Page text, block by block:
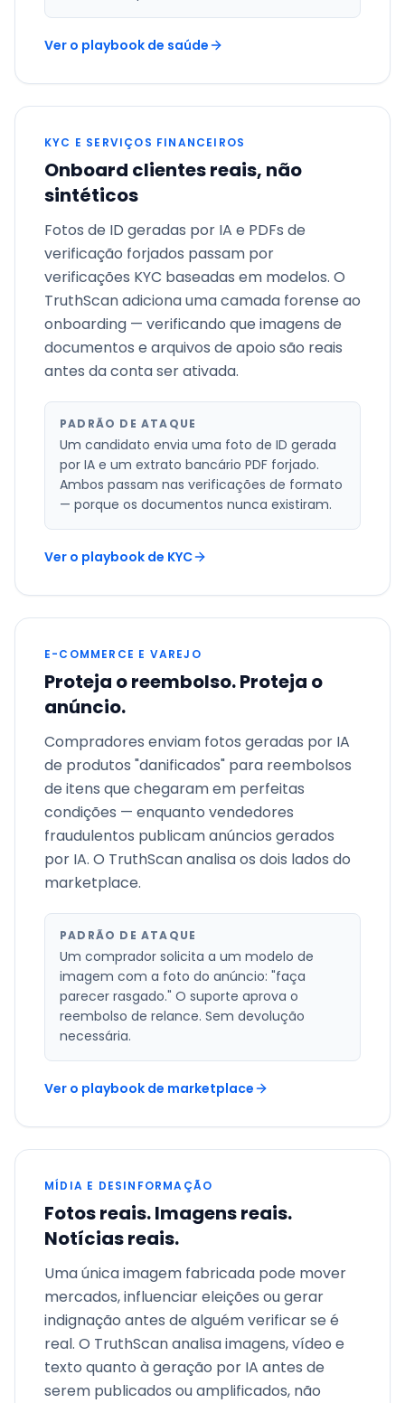
Ver o playbook de saúde
KYC E SERVIÇOS FINANCEIROS
Onboard clientes reais, não
sintéticos
Fotos de ID geradas por IA e PDFs de
verificação forjados passam por
verificações KYC baseadas em modelos. O
TruthScan adiciona uma camada forense ao
onboarding — verificando que imagens de
documentos e arquivos de apoio são reais
antes da conta ser ativada.
PADRÃO DE ATAQUE
Um candidato envia uma foto de ID gerada
por IA e um extrato bancário PDF forjado.
Ambos passam nas verificações de formato
— porque os documentos nunca existiram.
Ver o playbook de KYC
E-COMMERCE E VAREJO
Proteja o reembolso. Proteja o
anúncio.
Compradores enviam fotos geradas por IA
de produtos "danificados" para reembolsos
de itens que chegaram em perfeitas
condições — enquanto vendedores
fraudulentos publicam anúncios gerados
por IA. O TruthScan analisa os dois lados do
marketplace.
PADRÃO DE ATAQUE
Um comprador solicita a um modelo de
imagem com a foto do anúncio: "faça
parecer rasgado." O suporte aprova o
reembolso de relance. Sem devolução
necessária.
Ver o playbook de marketplace
MÍDIA E DESINFORMAÇÃO
Fotos reais. Imagens reais.
Notícias reais.
Uma única imagem fabricada pode mover
mercados, influenciar eleições ou gerar
indignação antes de alguém verificar se é
real. O TruthScan analisa imagens, vídeo e
texto quanto à geração por IA antes de
serem publicados ou amplificados, não